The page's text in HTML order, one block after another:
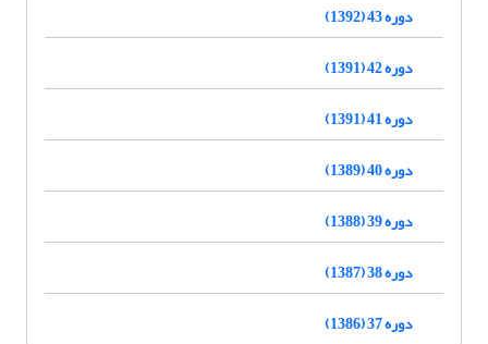
دوره 43 (1392)
دوره 42 (1391)
دوره 41 (1391)
دوره 40 (1389)
دوره 39 (1388)
دوره 38 (1387)
دوره 37 (1386)